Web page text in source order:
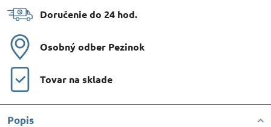
Doručenie do 24 hod​.
Osobný odber Pezinok
Tovar na sklade
Popis